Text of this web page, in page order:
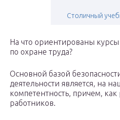
Столичный
На что ориентированы
по охране труда?
Основной базой
деятельности является, на
компетентность, причем, как
работников.